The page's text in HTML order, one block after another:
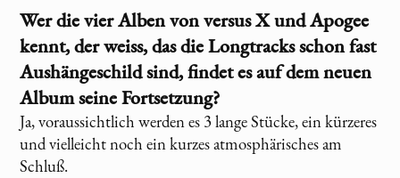
Wer die vier Alben vonversus Xund Apogee
kennt, der weiss, das die Longtracks schon fast
Aushängeschild sind, findet es auf dem neuen
Album seine Fortsetzung?
Ja, voraussichtlich werden es 3 lange Stücke, ein kürzeres
und vielleicht noch ein kurzes atmosphärisches am
Schluß.